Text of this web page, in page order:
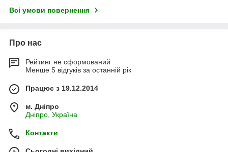
Всі умови повернення
Про нас
Рейтинг не сформований
Менше 5 відгуків за останній рік
Працює з 19.12.2014
м. Дніпро
Дніпро, Україна
Контакти